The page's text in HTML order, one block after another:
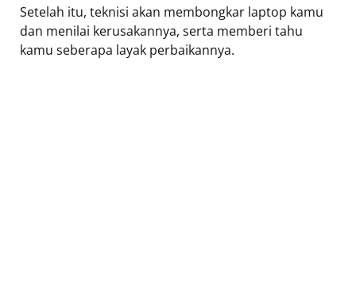
Setelah itu, teknisi akan membongkar laptop kamu
dan menilai kerusakannya, serta memberi tahu
kamu seberapa layak perbaikannya.